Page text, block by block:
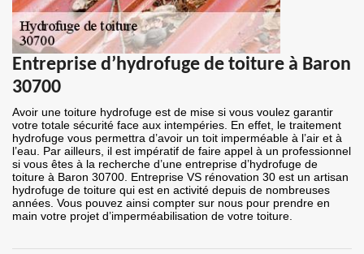
Entreprise d’hydrofuge de toiture à Baron
30700
Avoir une toiture hydrofuge est de mise si vous voulez garantir
votre totale sécurité face aux intempéries. En effet, le traitement
hydrofuge vous permettra d’avoir un toit imperméable à l’air et à
l’eau. Par ailleurs, il est impératif de faire appel à un professionnel
si vous êtes à la recherche d’une entreprise d’hydrofuge de
toiture à Baron 30700. Entreprise VS rénovation 30 est un artisan
hydrofuge de toiture qui est en activité depuis de nombreuses
années. Vous pouvez ainsi compter sur nous pour prendre en
main votre projet d’imperméabilisation de votre toiture.